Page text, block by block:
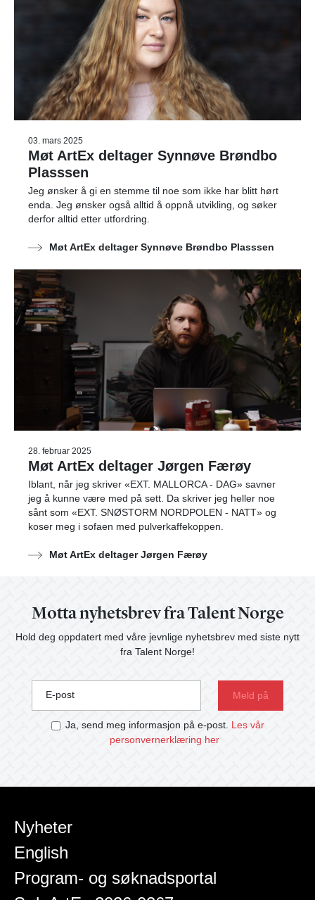
03. mars 2025
Møt ArtEx deltager Synnøve Brøndbo
Plasssen
Jeg ønsker å gi en stemme til noe som ikke har blitt hørt
enda. Jeg ønsker også alltid å oppnå utvikling, og søker
derfor alltid etter utfordring.
Møt ArtEx deltager Synnøve Brøndbo Plasssen
28. februar 2025
Møt ArtEx deltager Jørgen Færøy
Iblant, når jeg skriver «EXT. MALLORCA - DAG» savner
jeg å kunne være med på sett. Da skriver jeg heller noe
sånt som «EXT. SNØSTORM NORDPOLEN - NATT» og
koser meg i sofaen med pulverkaffekoppen.
Møt ArtEx deltager Jørgen Færøy
Motta nyhetsbrev fra Talent Norge
Hold deg oppdatert med våre jevnlige nyhetsbrev med siste nytt
fra Talent Norge!
E-post
Ja, send meg informasjon på e-post. Les vår
personvernerklæring her
Nyheter
English
Program- og søknadsportal